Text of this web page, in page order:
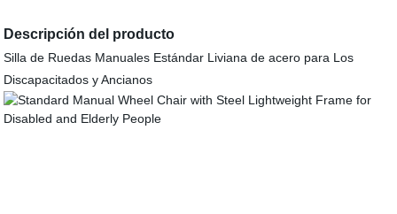
Descripción del producto
Silla de Ruedas Manuales Estándar Liviana de acero para Los
Discapacitados y Ancianos